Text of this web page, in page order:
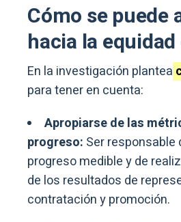
Cómo se puede
hacia la
En la investigación plantea
para tener en cuenta:
Apropiarse de las
progreso: Ser responsable
progreso medible y de
de los resultados de
contratación y promoción.